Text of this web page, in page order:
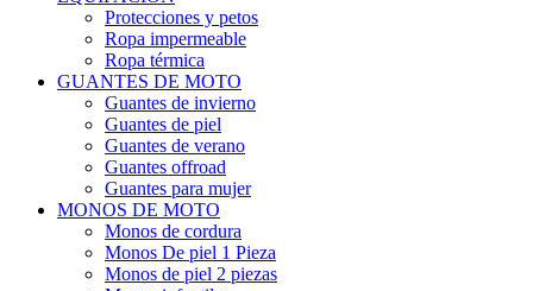
Protecciones y petos
Ropa impermeable
Ropa térmica
GUANTES DE MOTO
Guantes de invierno
Guantes de piel
Guantes de verano
Guantes offroad
Guantes para mujer
MONOS DE MOTO
Monos de cordura
Monos De piel 1 Pieza
Monos de piel 2 piezas